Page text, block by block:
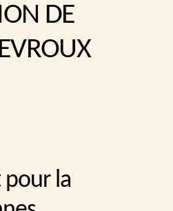
DE
pour la